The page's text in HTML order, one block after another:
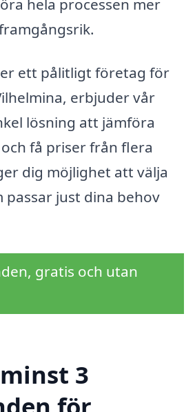
hela processen mer
ett pålitligt företag för
erbjuder vår
lösning att jämföra
få priser från flera
dig möjlighet att välja
just dina behov
gratis och utan
3